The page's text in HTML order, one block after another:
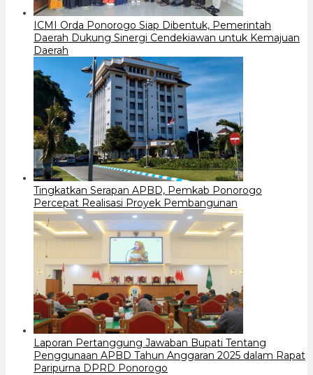
ICMI Orda Ponorogo Siap Dibentuk, Pemerintah
Daerah Dukung Sinergi Cendekiawan untuk Kemajuan
Daerah
Tingkatkan Serapan APBD, Pemkab Ponorogo
Percepat Realisasi Proyek Pembangunan
Laporan Pertanggung Jawaban Bupati Tentang
Penggunaan APBD Tahun Anggaran 2025 dalam Rapat
Paripurna DPRD Ponorogo